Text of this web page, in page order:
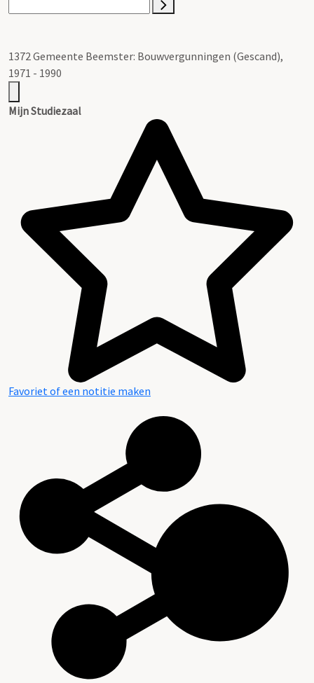
1372 Gemeente Beemster: Bouwvergunningen (Gescand),
1971 - 1990
Mijn Studiezaal
Favoriet of een notitie maken